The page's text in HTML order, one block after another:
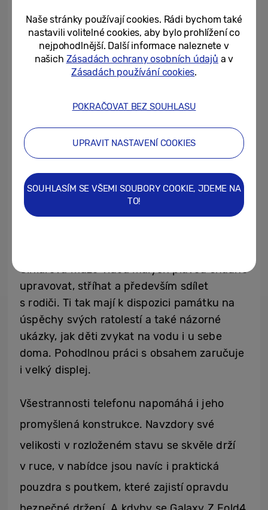
potřebuje zachytit malé plavce v pohybu,
nebo pořídit záznam pro rodiče.„S
telefonem dokážu natočit super videa, která
pak můžu maminkám ukázat na velkém
Z Fold4. Tvorbu obsahu na sociální sítě,
díky tomu zvládne i bez profesionální
kamery či fotoaparátu.
Velký displej a promyšlená konstrukce
Cihlářová může videa malých plavců snadno
upravovat, stříhat a především sdílet
s rodiči. Ti tak mají k dispozici památku na
úspěchy svých ratolestí a také názorné
ukázky, jak děti zvykat na vodu i u sebe
doma. Pohodlnou práci s obsahem zaručuje
i velký displej.
Všestrannosti telefonu napomáhá i jeho
promyšlená konstrukce. Navzdory své
velikosti v rozloženém stavu se skvěle drží
v ruce, v nabídce jsou navíc i praktická
pouzdra s poutkem, které zajistí opravdu
Naše stránky používají cookies. Rádi bychom také
nastavili volitelné cookies, aby bylo prohlížení co
nejpohodlnější. Další informace naleznete v
našich Zásadách ochrany osobních údajů a v
Zásadách používání cookies.
POKRAČOVAT BEZ SOUHLASU
UPRAVIT NASTAVENÍ COOKIES
SOUHLASÍM SE VŠEMI SOUBORY COOKIE, JDEME NA
TO!